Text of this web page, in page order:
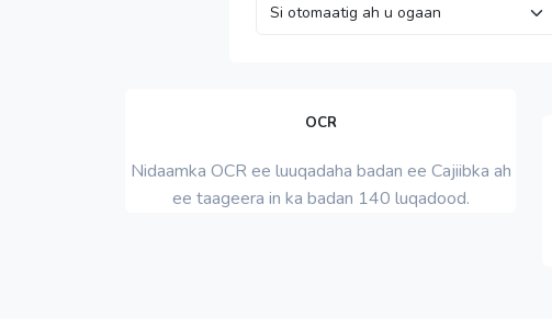
OCR
Nidaamka OCR ee luuqadaha badan ee Cajiibka ah
ee taageera in ka badan 140 luqadood.